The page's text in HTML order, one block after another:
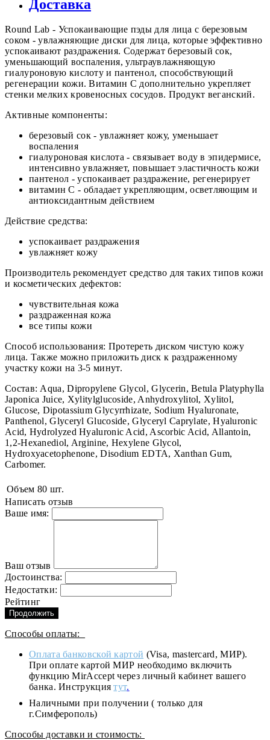
Доставка
Round Lab - Успокаивающие пэды для лица с березовым
соком - увлажняющие диски для лица, которые эффективно
успокаивают раздражения. Содержат березовый сок,
уменьшающий воспаления, ультраувлажняющую
гиалуроновую кислоту и пантенол, способствующий
регенерации кожи. Витамин С дополнительно укрепляет
стенки мелких кровеносных сосудов. Продукт веганский.
Активные компоненты:
березовый сок - увлажняет кожу, уменьшает
воспаления
гиалуроновая кислота - связывает воду в эпидермисе,
интенсивно увлажняет, повышает эластичность кожи
пантенол - успокаивает раздражение, регенерирует
витамин С - обладает укрепляющим, осветляющим и
антиоксидантным действием
Действие средства:
успокаивает раздражения
увлажняет кожу
Производитель рекомендует средство для таких типов кожи
и косметических дефектов:
чувствительная кожа
раздраженная кожа
все типы кожи
Способ использования: Протереть диском чистую кожу
лица. Также можно приложить диск к раздраженному
участку кожи на 3-5 минут.
Состав: Aqua, Dipropylene Glycol, Glycerin, Betula Platyphylla
Japonica Juice, Xylitylglucoside, Anhydroxylitol, Xylitol,
Glucose, Dipotassium Glycyrrhizate, Sodium Hyaluronate,
Panthenol, Glyceryl Glucoside, Glyceryl Caprylate, Hyaluronic
Acid, Hydrolyzed Hyaluronic Acid, Ascorbic Acid, Allantoin,
1,2-Hexanediol, Arginine, Hexylene Glycol,
Hydroxyacetophenone, Disodium EDTA, Xanthan Gum,
Carbomer.
Объем 80 шт.
Написать отзыв
Ваше имя:
Ваш отзыв
Достоинства:
Недостатки:
Рейтинг
Продолжить
Способы оплаты:
Оплата банковской картой (Visa, mastercard, МИР).
При оплате картой МИР необходимо включить
функцию MirAccept через личный кабинет вашего
банка. Инструкциятут.
Наличными при получении ( только для
г.Симферополь)
Способы доставки и стоимость: